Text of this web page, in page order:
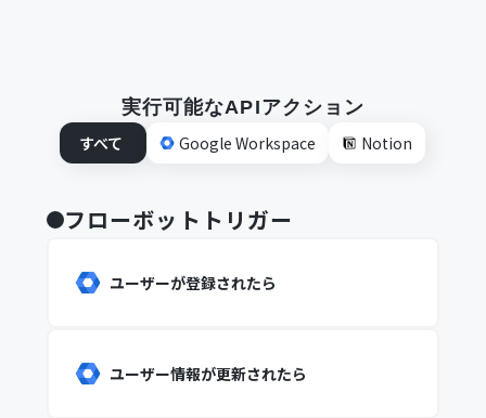
実行可能なAPIアクション
すべて
Google Workspace Notion
フローボットトリガー
ユーザーが登録されたら
ユーザー情報が更新されたら